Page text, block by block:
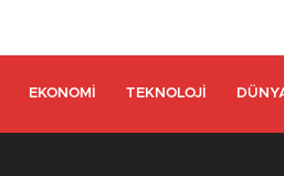
EKONOMI TEKNOLOJI